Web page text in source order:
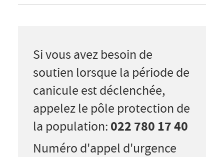
Si vous avez besoin de
soutien lorsque la période de
canicule est déclenchée,
appelez le pôle protection de
la population: 022 780 17 40
Numéro d'appel d'urgence